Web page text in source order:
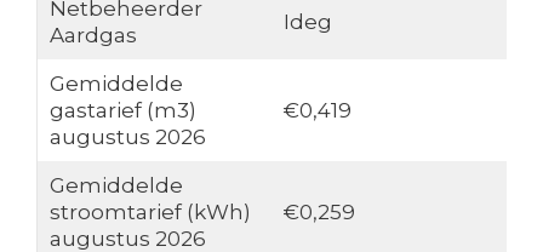
Netbeheerder
Aardgas
Ideg
Gemiddelde
gastarief (m3)
augustus 2026
€0,419
Gemiddelde
stroomtarief (kWh)
augustus 2026
€0,259